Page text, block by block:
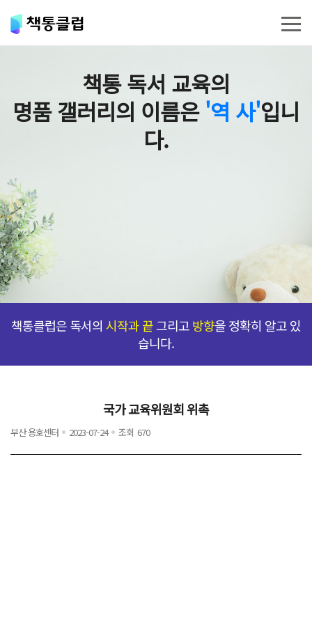
책통 독서 교육의
명품 갤러리의 이름은 '역 사'입니
다.
책통클럽은 독서의 시작과 끝그리고방향을 정확히 알고 있
습니다.
국가 교육위원회 위촉
부산 용호센터 2023-07-24 조회 670